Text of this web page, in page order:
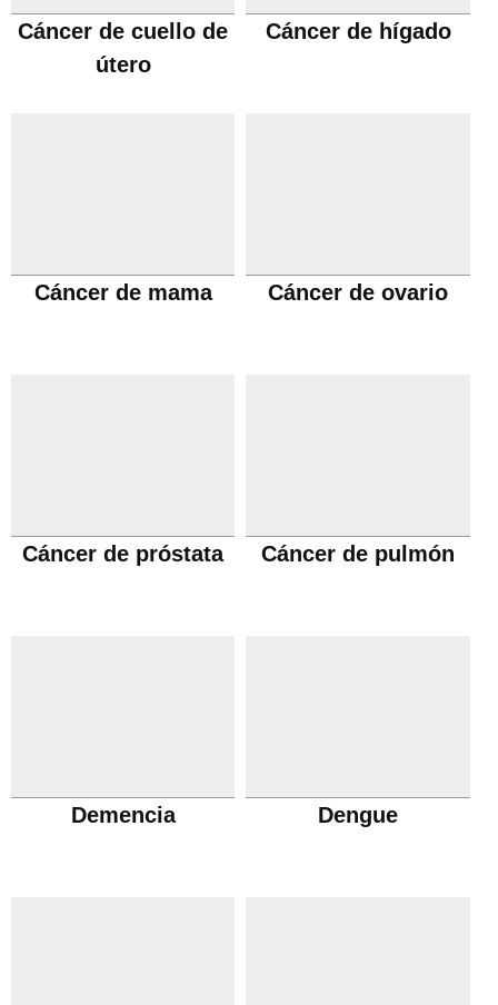
Cáncer de cuello de
útero
Cáncer de hígado
Cáncer de mama Cáncer de ovario
Cáncer de próstata Cáncer de pulmón
Demencia Dengue